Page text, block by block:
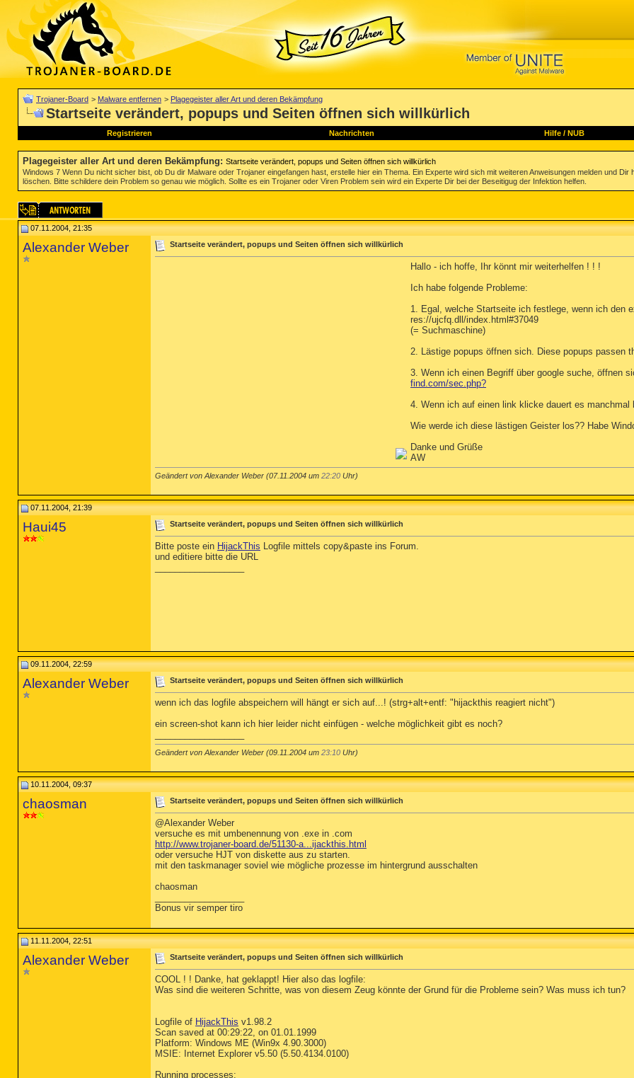
Trojaner-Board > Malware entfernen > Plagegeister aller Art und deren Bekämpfung
Startseite verändert, popups und Seiten öffnen sich willkürlich
Registrieren Nachrichten Hilfe/ NUB
Plagegeister aller Art und deren Bekämpfung: Startseite verändert, popups und Seiten öffnen sich willkürlich
Windows 7 Wenn Du nicht sicher bist, ob Du dir Malware oder Trojaner eingefangen hast, erstelle hier ein Thema. Ein Experte wird sich mit weiteren Anweisungen melden und
löschen. Bitte schildere dein Problem so genau wie möglich. Sollte es ein Trojaner oder Viren Problem sein wird ein Experte Dir bei der Beseitigug der Infektion helfen.
07.11.2004, 21:35
Alexander Weber Startseite verändert, popups und Seiten öffnen sich willkürlich
Hallo - ich hoffe, Ihr könnt mir weiterhelfen ! ! !
Ich habe folgende Probleme:
1. Egal, welche Startseite ich festlege, wenn ich den
res://ujcfq.dll/index.html#37049
(= Suchmaschine)
2. Lästige popups öffnen sich. Diese popups passen
3. Wenn ich einen Begriff über google suche, öffnen
find.com/sec.php?
4. Wenn ich auf einen link klicke dauert es
Wie werde ich diese lästigen Geister los?? Habe
Danke und Grüße
AW
Geändert von Alexander Weber (07.11.2004 um 22:20 Uhr)
07.11.2004, 21:39
Haui45 Startseite verändert, popups und Seiten öffnen sich willkürlich
Bitte poste ein HijackThis Logfile mittels copy&paste ins Forum.
und editiere bitte die URL
09.11.2004, 22:59
Alexander Weber Startseite verändert, popups und Seiten öffnen sich willkürlich
wenn ich das logfile abspeichern will hängt er sich auf...! (strg+alt+entf: "hijackthis reagiert nicht")
ein screen-shot kann ich hier leider nicht einfügen - welche möglichkeit gibt es noch?
Geändert von Alexander Weber (09.11.2004 um 23:10 Uhr)
10.11.2004, 09:37
chaosman Startseite verändert, popups und Seiten öffnen sich willkürlich
@Alexander Weber
versuche es mit umbenennung von .exe in .com
http://www.trojaner-board.de/51130-a...ijackthis.html
oder versuche HJT von diskette aus zu starten.
mit den taskmanager soviel wie mögliche prozesse im hintergrund ausschalten
chaosman
Bonus vir semper tiro
11.11.2004, 22:51
Alexander Weber Startseite verändert, popups und Seiten öffnen sich willkürlich
COOL ! ! Danke, hat geklappt! Hier also das logfile:
Was sind die weiteren Schritte, was von diesem Zeug könnte der Grund für die Probleme sein? Was muss ich tun?
Logfile of HijackThis v1.98.2
Scan saved at 00:29:22, on 01.01.1999
Platform: Windows ME (Win9x 4.90.3000)
MSIE: Internet Explorer v5.50 (5.50.4134.0100)
Running processes: